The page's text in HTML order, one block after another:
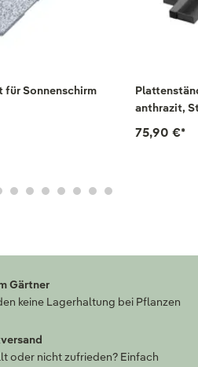
Sonnenschirm
anthrazit,
75,90 €*
Gärtner
keine Lagerhaltung bei Pflanzen
oder nicht zufrieden? Einfach